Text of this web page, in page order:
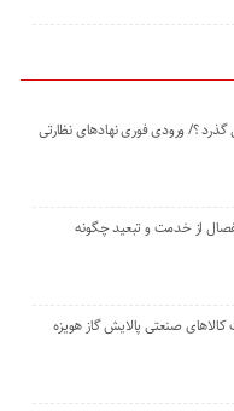
؟/ ورودی فوری نهادهای نظارتی
از خدمت و تبعید چگونه
صنعتی پالایش گاز هویزه